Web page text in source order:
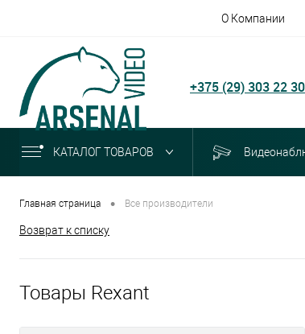
О Компании
+375 (29) 303 22 30
КАТАЛОГ ТОВАРОВ
Главная страница • Все производители
Возврат к списку
Товары Rexant